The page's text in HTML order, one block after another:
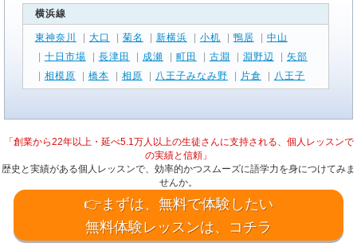
横浜線
東神奈川 大口 菊名 新横浜 小机 鴨居
中山
十日市場 長津田 成瀬 町田 古淵 淵野辺
矢部
相模原 橋本 相原 八王子みなみ野 片倉 八王子
「創業から22年以上・延べ5.1万人以上の生徒さんに支持される、個人レッスンで
の実績と信頼」
歴史と実績がある個人レッスンで、効率的かつスムーズに語学力を身につけてみま
せんか。
👉まずは、無料で体験したい
無料体験レッスンは、コチラ